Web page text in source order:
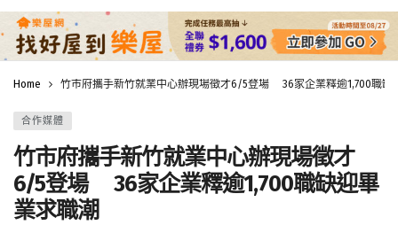
Home 竹市府攜手新竹就業中心辦現場徵才6/5登場 36家企業釋逾1,700職缺
合作媒體
竹市府攜手新竹就業中心辦現場徵才
6/5登場 36家企業釋逾1,700職缺迎畢
業求職潮